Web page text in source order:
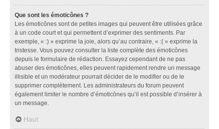
Que sont les émoticônes ?
Les émoticônes sont de petites images qui peuvent être utilisées grâce
à un code court et qui permettent d’exprimer des sentiments. Par
exemple, « :) » exprime la joie, alors qu’au contraire, « :( » exprime la
tristesse. Vous pouvez consulter la liste complète des émoticônes
depuis le formulaire de rédaction. Essayez cependant de ne pas
abuser des émoticônes, elles peuvent rapidement rendre un message
illisible et un modérateur pourrait décider de le modifier ou de le
supprimer complètement. Les administrateurs du forum peuvent
également limiter le nombre d’émoticônes qu’il est possible d’insérer à
un message.
Haut